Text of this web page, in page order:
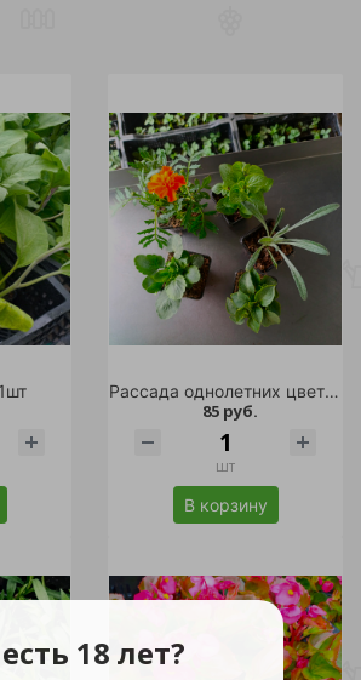
18 лет?
Рассада однолетних цветов 0,25л в ассортименте
85 руб.
шт
В корзину